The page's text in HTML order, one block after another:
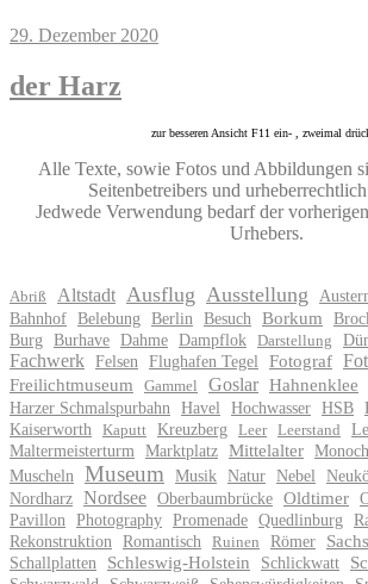
29. Dezember 2020
der Harz
zur besseren Ansicht F11 ein- , zweimal
Alle Texte, sowie Fotos und Abbildungen
Seitenbetreibers und
Jedwede Verwendung bedarf der
Urhebers.
Abriß Altstadt Ausflug Ausstellung
Bahnhof Belebung Berlin Besuch Borkum
Burg
Burhave Dahme Dampflok Darstellung
Fachwerk Felsen Flughafen Tegel Fotograf
Freilichtmuseum Gammel Goslar Hahnenklee
Harzer Schmalspurbahn Havel Hochwasser HSB
Kaiserworth
Kaputt Kreuzberg Leer Leerstand
Maltermeisterturm Marktplatz Mittelalter
Muscheln Museum Musik Natur Nebel
Nordharz Nordsee Oberbaumbrücke Oldtimer
Pavillon
Photography Promenade Quedlinburg
Rekonstruktion
Romantisch Ruinen Römer
Schallplatten
Schleswig-Holstein Schlickwatt